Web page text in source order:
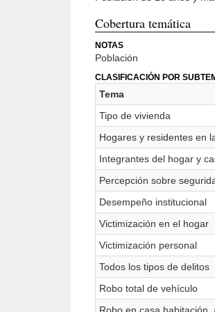
Cobertura temática
NOTAS
Población
CLASIFICACIÓN POR
Tema
Tipo de vivienda
Hogares y residentes en
Integrantes del hogar y
Percepción sobre
Desempeño institucional
Victimización en el hogar
Victimización personal
Todos los tipos de delitos
Robo total de vehículo